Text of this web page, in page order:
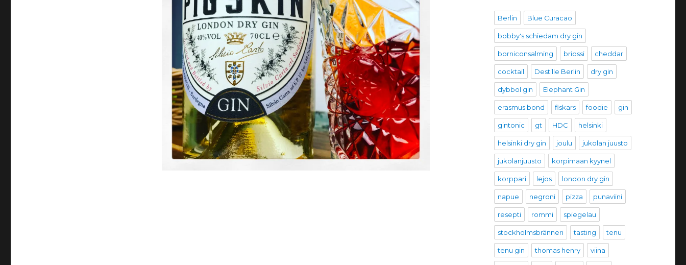
Berlin Blue Curacao
bobby's schiedam dry gin
borniconsalming briossi cheddar
cocktail Destille Berlin dry gin
dybbol gin Elephant Gin
erasmus bond fiskars foodie gin
gintonic gt HDC helsinki
helsinki dry gin joulu jukolan juusto
jukolanjuusto korpimaan kyynel
korppari lejos london dry gin
napue negroni pizza punaviini
resepti rommi spiegelau
stockholmsbränneri tasting tenu
tenu gin thomas henry viina